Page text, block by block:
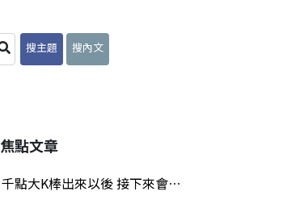
搜主題 搜內文
焦點文章
千點大K棒出來以後 接下來會發生什麼事情